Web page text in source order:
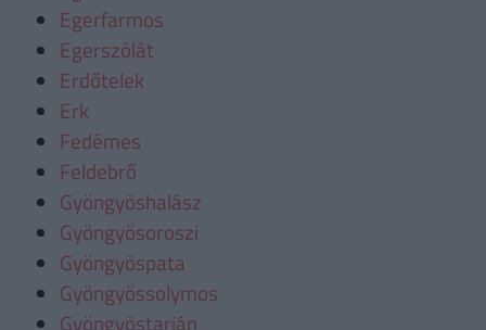
Egerfarmos
Egerszólát
Erdőtelek
Erk
Fedémes
Feldebrő
Gyöngyöshalász
Gyöngyösoroszi
Gyöngyöspata
Gyöngyössolymos
Gyöngyöstarján